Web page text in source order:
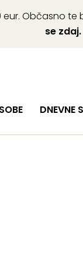
Občasno
se zdaj.
DNEVNE